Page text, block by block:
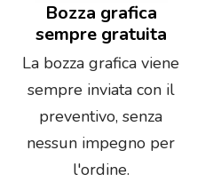
Bozza grafica
sempre gratuita
La bozza grafica viene
sempre inviata con il
preventivo, senza
nessun impegno per
l'ordine.